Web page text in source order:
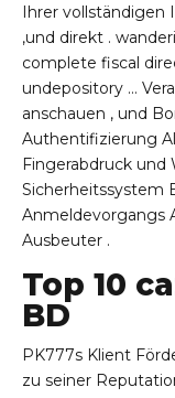
Ihrer
,und direkt .
complete fiscal
undepository …
anschauen , und
Authentifizierung
Fingerabdruck
Sicherheitssystem
Anmeldevorgangs
Ausbeuter .
Top 10
BD
PK777s Klient
zu seiner